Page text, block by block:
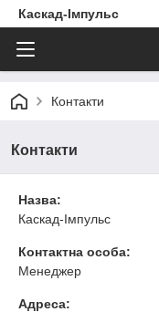
Каскад-Імпульс
Контакти
Контакти
Назва:
Каскад-Імпульс
Контактна особа:
Менеджер
Адреса: